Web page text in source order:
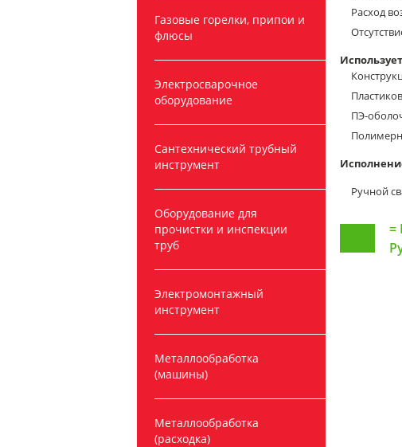
Газовые горелки, припои и
флюсы
Электросварочное
оборудование
Сантехнический трубный
инструмент
Оборудование для
прочистки и инспекции
труб
Электромонтажный
инструмент
Металлообработка
(машины)
Металлообработка
(расходка)
Расход
ПЭ-
Ручной
=